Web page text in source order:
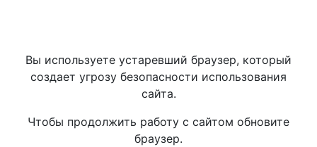
Вы используете устаревший браузер, который
создает угрозу безопасности использования
сайта.
Чтобы продолжить работу с сайтом обновите
браузер.